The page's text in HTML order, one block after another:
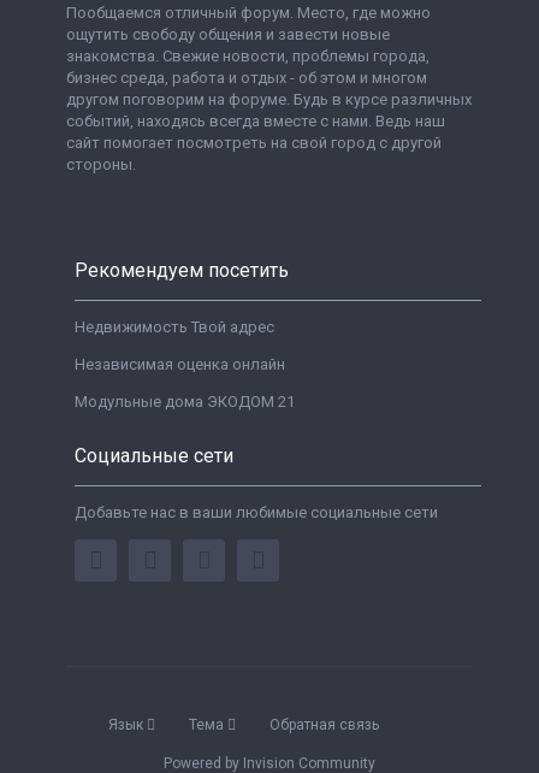
Пообщаемся отличный форум. Место, где можно
ощутить свободу общения и завести новые
знакомства. Свежие новости, проблемы города,
бизнес среда, работа и отдых - об этом и многом
другом поговорим на форуме. Будь в курсе различных
событий, находясь всегда вместе с нами. Ведь наш
сайт помогает посмотреть на свой город с другой
стороны.
Рекомендуем посетить
Недвижимость Твой адрес
Независимая оценка онлайн
Модульные дома ЭКОДОМ 21
Социальные сети
Добавьте нас в ваши любимые социальные сети
Язык Тема Обратная связь
Powered by Invision Community